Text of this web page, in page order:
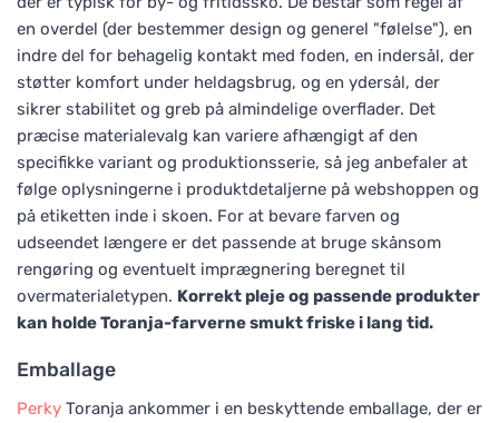
en overdel (der bestemmer design og generel "følelse"), en
indre del for behagelig kontakt med foden, en indersål, der
støtter komfort under heldagsbrug, og en ydersål, der
sikrer stabilitet og greb på almindelige overflader. Det
præcise materialevalg kan variere afhængigt af den
specifikke variant og produktionsserie, så jeg anbefaler at
følge oplysningerne i produktdetaljerne på webshoppen og
på etiketten inde i skoen. For at bevare farven og
udseendet længere er det passende at bruge skånsom
rengøring og eventuelt imprægnering beregnet til
overmaterialetypen. Korrekt pleje og passende produkter
kan holde Toranja-farverne smukt friske i lang tid.
Emballage
Perky Toranja ankommer i en beskyttende emballage, der er